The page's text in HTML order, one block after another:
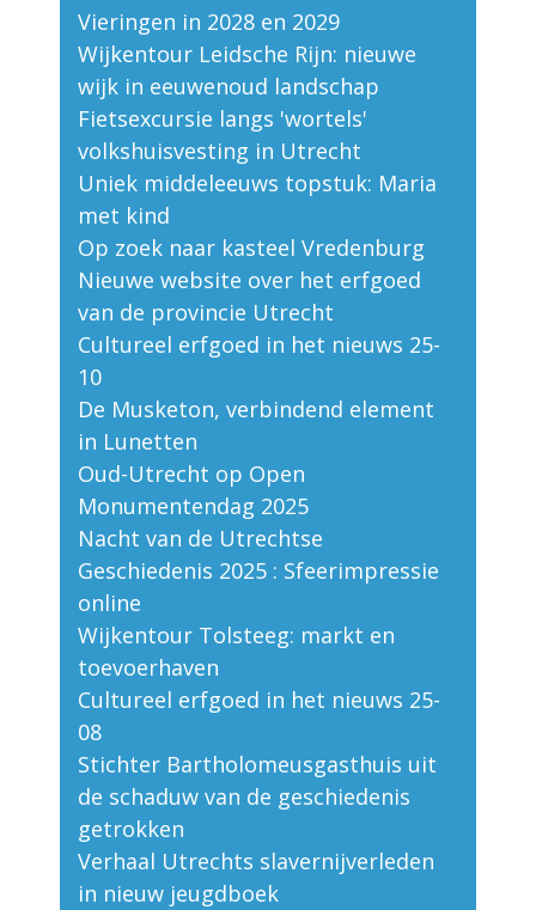
Vieringen in 2028 en 2029
Wijkentour Leidsche Rijn: nieuwe
wijk in eeuwenoud landschap
Fietsexcursie langs 'wortels'
volkshuisvesting in Utrecht
Uniek middeleeuws topstuk: Maria
met kind
Op zoek naar kasteel Vredenburg
Nieuwe website over het erfgoed
van de provincie Utrecht
Cultureel erfgoed in het nieuws 25-
10
De Musketon, verbindend element
in Lunetten
Oud-Utrecht op Open
Monumentendag 2025
Nacht van de Utrechtse
Geschiedenis 2025 : Sfeerimpressie
online
Wijkentour Tolsteeg: markt en
toevoerhaven
Cultureel erfgoed in het nieuws 25-
08
Stichter Bartholomeusgasthuis uit
de schaduw van de geschiedenis
getrokken
Verhaal Utrechts slavernijverleden
in nieuw jeugdboek